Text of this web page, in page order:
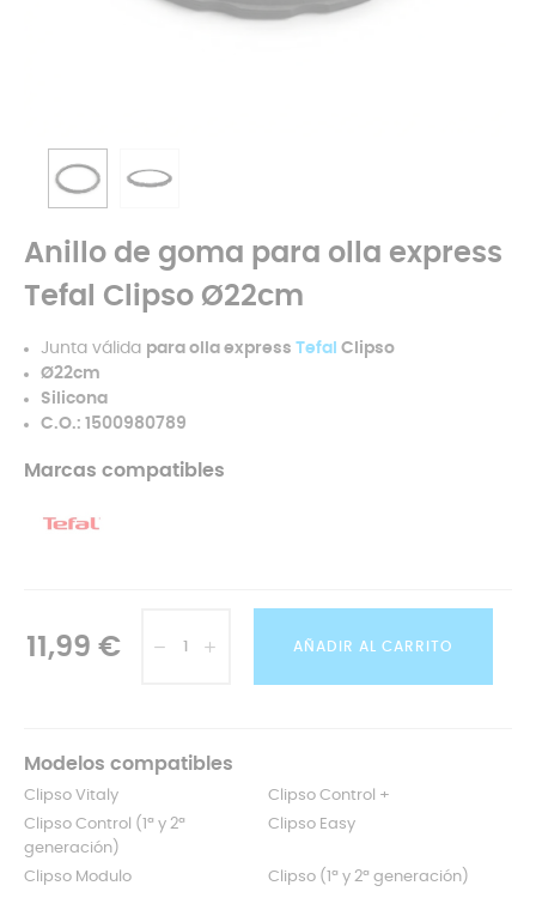
Anillo de goma para olla express
Tefal Clipso Ø22cm
Junta válida para olla express Tefal Clipso
Ø22cm
Silicona
C.O.: 1500980789
Marcas compatibles
11,99 € AÑADIR AL CARRITO
Modelos compatibles
Clipso Vitaly
Clipso Control +
Clipso Control (1ª y 2ª
generación)
Clipso Easy
Clipso Modulo Clipso (1ª y 2ª generación)